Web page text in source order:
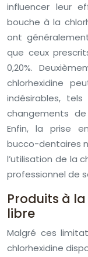
influencer leur
bouche à la
ont
que ceux
0,20%.
chlorhexidine
indésirables,
changements
Enfin, la prise
bucco-dentaires
l’utilisation de la
professionnel de
Produits à
libre
Malgré ces
chlorhexidine